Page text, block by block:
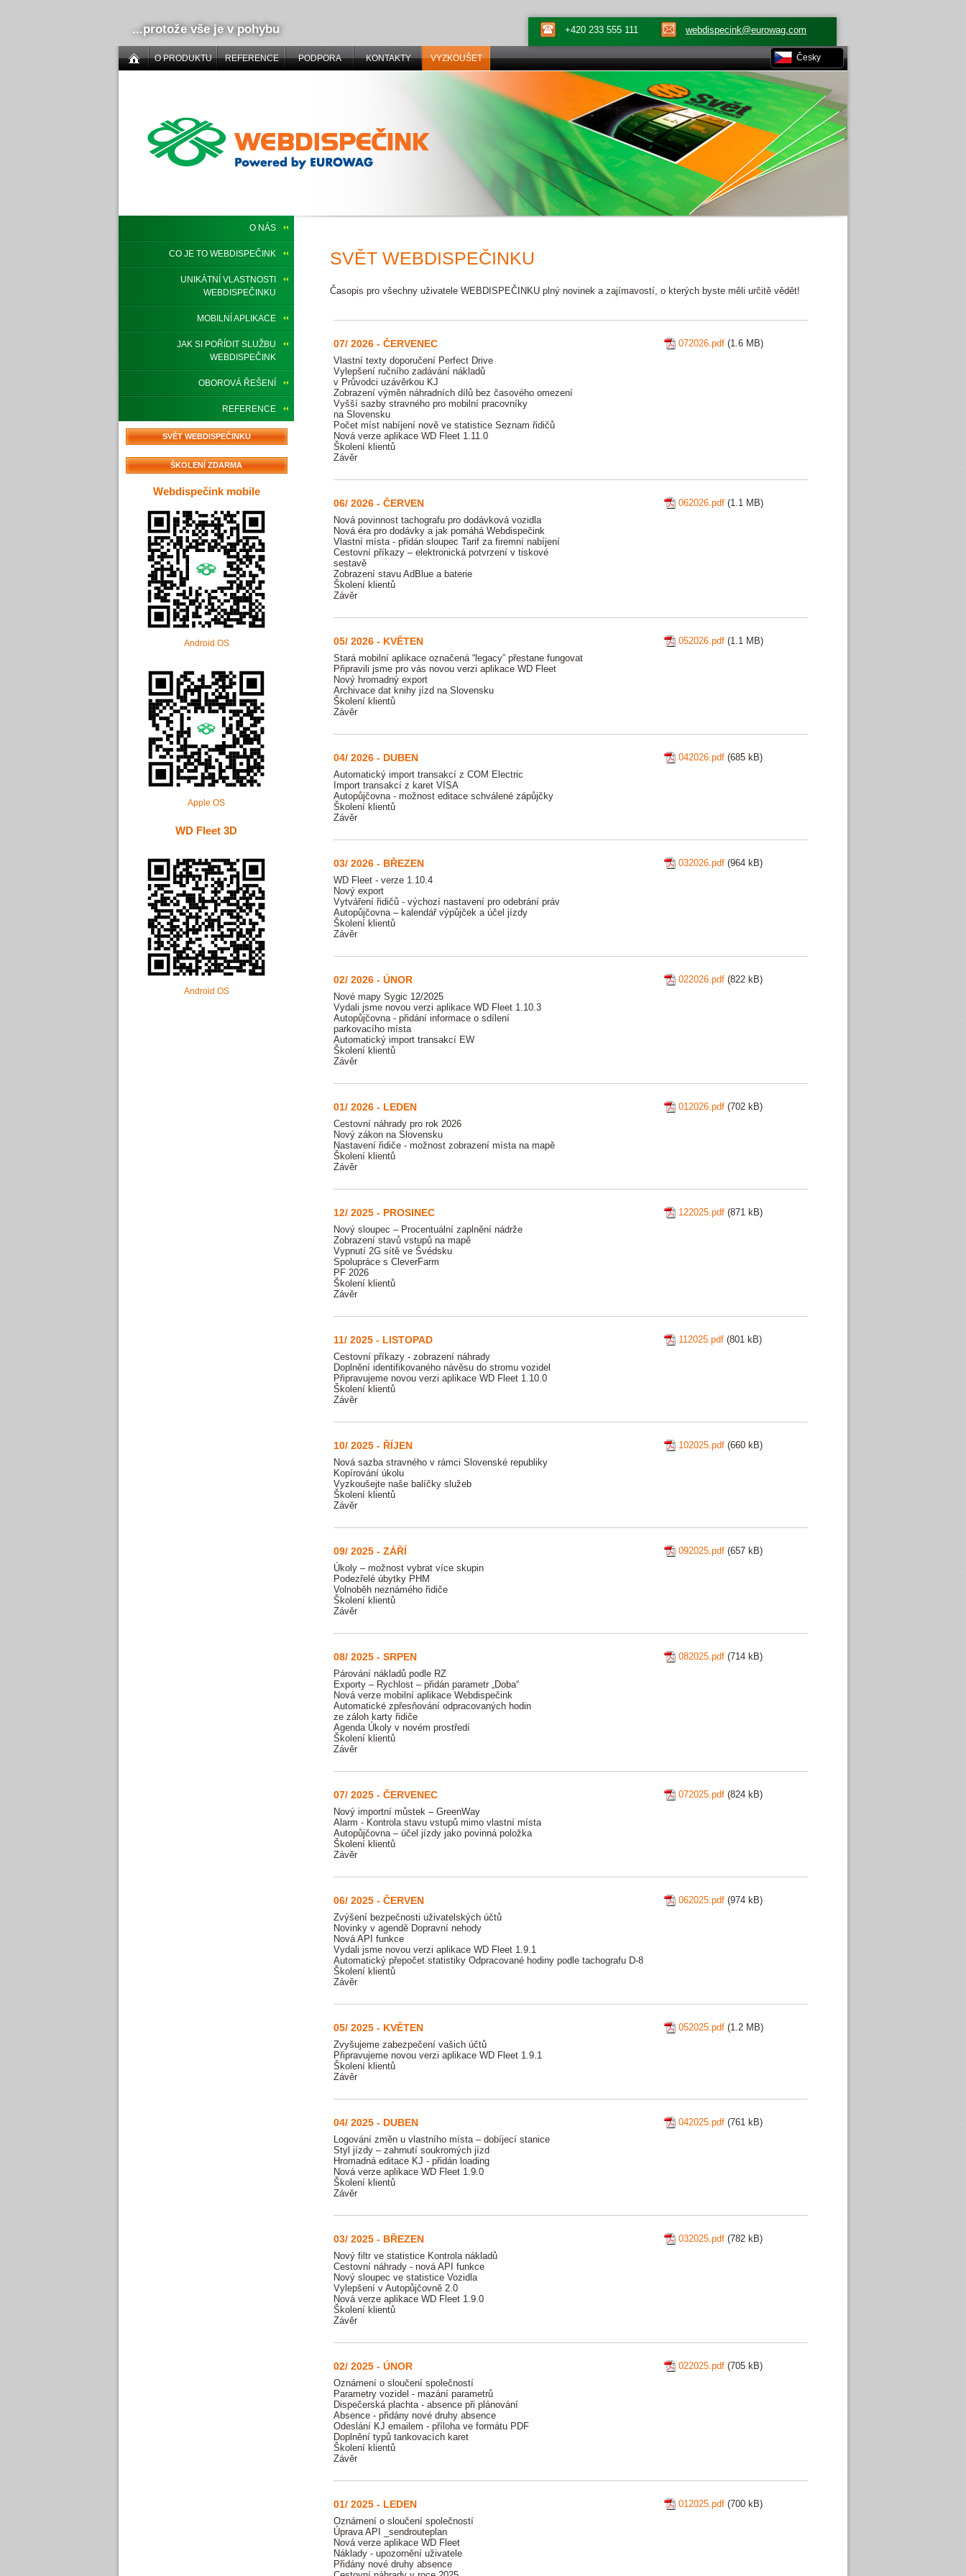
+420 233 555 111 webdispecink@eurowag.com
...protože vše je v pohybu
O PRODUKTU REFERENCE PODPORA KONTAKTY VYZKOUŠET Česky
O NÁS
CO JE TO WEBDISPEČINK
UNIKÁTNÍ VLASTNOSTI
WEBDISPEČINKU
MOBILNÍ APLIKACE
JAK SI POŘÍDIT SLUŽBU
WEBDISPEČINK
OBOROVÁ ŘEŠENÍ
REFERENCE
SVĚT WEBDISPEČINKU
ŠKOLENÍ ZDARMA
Webdispečink mobile
Android OS
Apple OS
WD Fleet 3D
Android OS
SVĚT WEBDISPEČINKU
Časopis pro všechny uživatele WEBDISPEČINKU plný novinek a zajímavostí, o kterých byste měli určitě vědět!
07/ 2026 - ČERVENEC
Vlastní texty doporučení Perfect Drive
Vylepšení ručního zadávání nákladů
v Průvodci uzávěrkou KJ
Zobrazení výměn náhradních dílů bez časového omezení
Vyšší sazby stravného pro mobilní pracovníky
na Slovensku
Počet míst nabíjení nově ve statistice Seznam řidičů
Nová verze aplikace WD Fleet 1.11.0
Školení klientů
Závěr
072026.pdf (1.6 MB)
06/ 2026 - ČERVEN
Nová povinnost tachografu pro dodávková vozidla
Nová éra pro dodávky a jak pomáhá Webdispečink
Vlastní místa - přidán sloupec Tarif za firemní nabíjení
Cestovní příkazy – elektronická potvrzení v tiskové
sestavě
Zobrazení stavu AdBlue a baterie
Školení klientů
Závěr
062026.pdf (1.1 MB)
05/ 2026 - KVĚTEN
Stará mobilní aplikace označená “legacy” přestane fungovat
Připravili jsme pro vás novou verzi aplikace WD Fleet
Nový hromadný export
Archivace dat knihy jízd na Slovensku
Školení klientů
Závěr
052026.pdf (1.1 MB)
04/ 2026 - DUBEN
Automatický import transakcí z COM Electric
Import transakcí z karet VISA
Autopůjčovna - možnost editace schválené zápůjčky
Školení klientů
Závěr
042026.pdf (685 kB)
03/ 2026 - BŘEZEN
WD Fleet - verze 1.10.4
Nový export
Vytváření řidičů - výchozí nastavení pro odebrání práv
Autopůjčovna – kalendář výpůjček a účel jízdy
Školení klientů
Závěr
032026.pdf (964 kB)
02/ 2026 - ÚNOR
Nové mapy Sygic 12/2025
Vydali jsme novou verzi aplikace WD Fleet 1.10.3
Autopůjčovna - přidání informace o sdílení
parkovacího místa
Automatický import transakcí EW
Školení klientů
Závěr
022026.pdf (822 kB)
01/ 2026 - LEDEN
Cestovní náhrady pro rok 2026
Nový zákon na Slovensku
Nastavení řidiče - možnost zobrazení místa na mapě
Školení klientů
Závěr
012026.pdf (702 kB)
12/ 2025 - PROSINEC
Nový sloupec – Procentuální zaplnění nádrže
Zobrazení stavů vstupů na mapě
Vypnutí 2G sítě ve Švédsku
Spolupráce s CleverFarm
PF 2026
Školení klientů
Závěr
122025.pdf (871 kB)
11/ 2025 - LISTOPAD
Cestovní příkazy - zobrazení náhrady
Doplnění identifikovaného návěsu do stromu vozidel
Připravujeme novou verzi aplikace WD Fleet 1.10.0
Školení klientů
Závěr
112025.pdf (801 kB)
10/ 2025 - ŘÍJEN
Nová sazba stravného v rámci Slovenské republiky
Kopírování úkolu
Vyzkoušejte naše balíčky služeb
Školení klientů
Závěr
102025.pdf (660 kB)
09/ 2025 - ZÁŘÍ
Úkoly – možnost vybrat více skupin
Podezřelé úbytky PHM
Volnoběh neznámého řidiče
Školení klientů
Závěr
092025.pdf (657 kB)
08/ 2025 - SRPEN
Párování nákladů podle RZ
Exporty – Rychlost – přidán parametr „Doba“
Nová verze mobilní aplikace Webdispečink
Automatické zpřesňování odpracovaných hodin
ze záloh karty řidiče
Agenda Úkoly v novém prostředí
Školení klientů
Závěr
082025.pdf (714 kB)
07/ 2025 - ČERVENEC
Nový importní můstek – GreenWay
Alarm - Kontrola stavu vstupů mimo vlastní místa
Autopůjčovna – účel jízdy jako povinná položka
Školení klientů
Závěr
072025.pdf (824 kB)
06/ 2025 - ČERVEN
Zvýšení bezpečnosti uživatelských účtů
Novinky v agendě Dopravní nehody
Nová API funkce
Vydali jsme novou verzi aplikace WD Fleet 1.9.1
Automatický přepočet statistiky Odpracované hodiny podle tachografu D-8
Školení klientů
Závěr
062025.pdf (974 kB)
05/ 2025 - KVĚTEN
Zvyšujeme zabezpečení vašich účtů
Připravujeme novou verzi aplikace WD Fleet 1.9.1
Školení klientů
Závěr
052025.pdf (1.2 MB)
04/ 2025 - DUBEN
Logování změn u vlastního místa – dobíjecí stanice
Styl jízdy – zahrnutí soukromých jízd
Hromadná editace KJ - přidán loading
Nová verze aplikace WD Fleet 1.9.0
Školení klientů
Závěr
042025.pdf (761 kB)
03/ 2025 - BŘEZEN
Nový filtr ve statistice Kontrola nákladů
Cestovní náhrady - nová API funkce
Nový sloupec ve statistice Vozidla
Vylepšení v Autopůjčovně 2.0
Nová verze aplikace WD Fleet 1.9.0
Školení klientů
Závěr
032025.pdf (782 kB)
02/ 2025 - ÚNOR
Oznámení o sloučení společností
Parametry vozidel - mazání parametrů
Dispečerská plachta - absence při plánování
Absence - přidány nové druhy absence
Odeslání KJ emailem - příloha ve formátu PDF
Doplnění typů tankovacích karet
Školení klientů
Závěr
022025.pdf (705 kB)
01/ 2025 - LEDEN
Oznámení o sloučení společností
Úprava API _sendrouteplan
Nová verze aplikace WD Fleet
Náklady - upozornění uživatele
Přidány nové druhy absence
012025.pdf (700 kB)